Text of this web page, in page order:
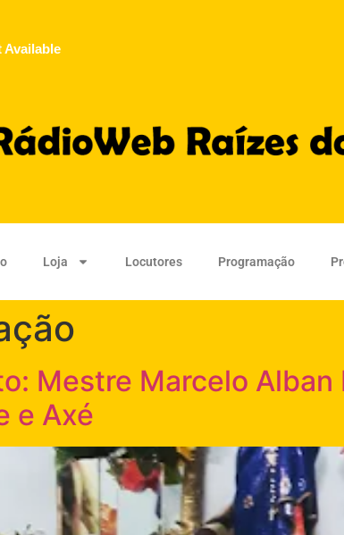
Available
Loja Locutores Programação
Mestre Marcelo Alban
e Axé